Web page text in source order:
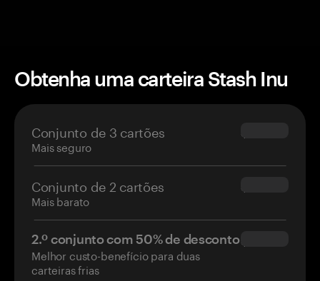
Obtenha uma carteira Stash Inu
Conjunto de 3 cartões
Mais seguro
$69.90
Conjunto de 2 cartões
Mais barato
$54.90
2.º conjunto com 50% de desconto
Melhor custo-benefício para duas
carteiras frias
$34.95